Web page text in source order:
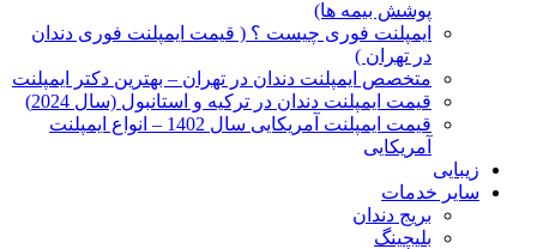
پوشش بیمه ها)
ایمپلنت فوری چیست ؟ ( قیمت ایمپلنت فوری دندان
در تهران )
متخصص ایمپلنت دندان در تهران – بهترین دکتر ایمپلنت
قیمت ایمپلنت دندان در ترکیه و استانبول (سال 2024)
قیمت ایمپلنت آمریکایی سال 1402 – انواع ایمپلنت
آمریکایی
زیبایی
سایر خدمات
بریج دندان
بلیچینگ